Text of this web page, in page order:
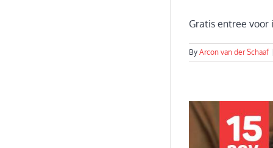
Gratis entree voor
By Arcon van der Schaaf